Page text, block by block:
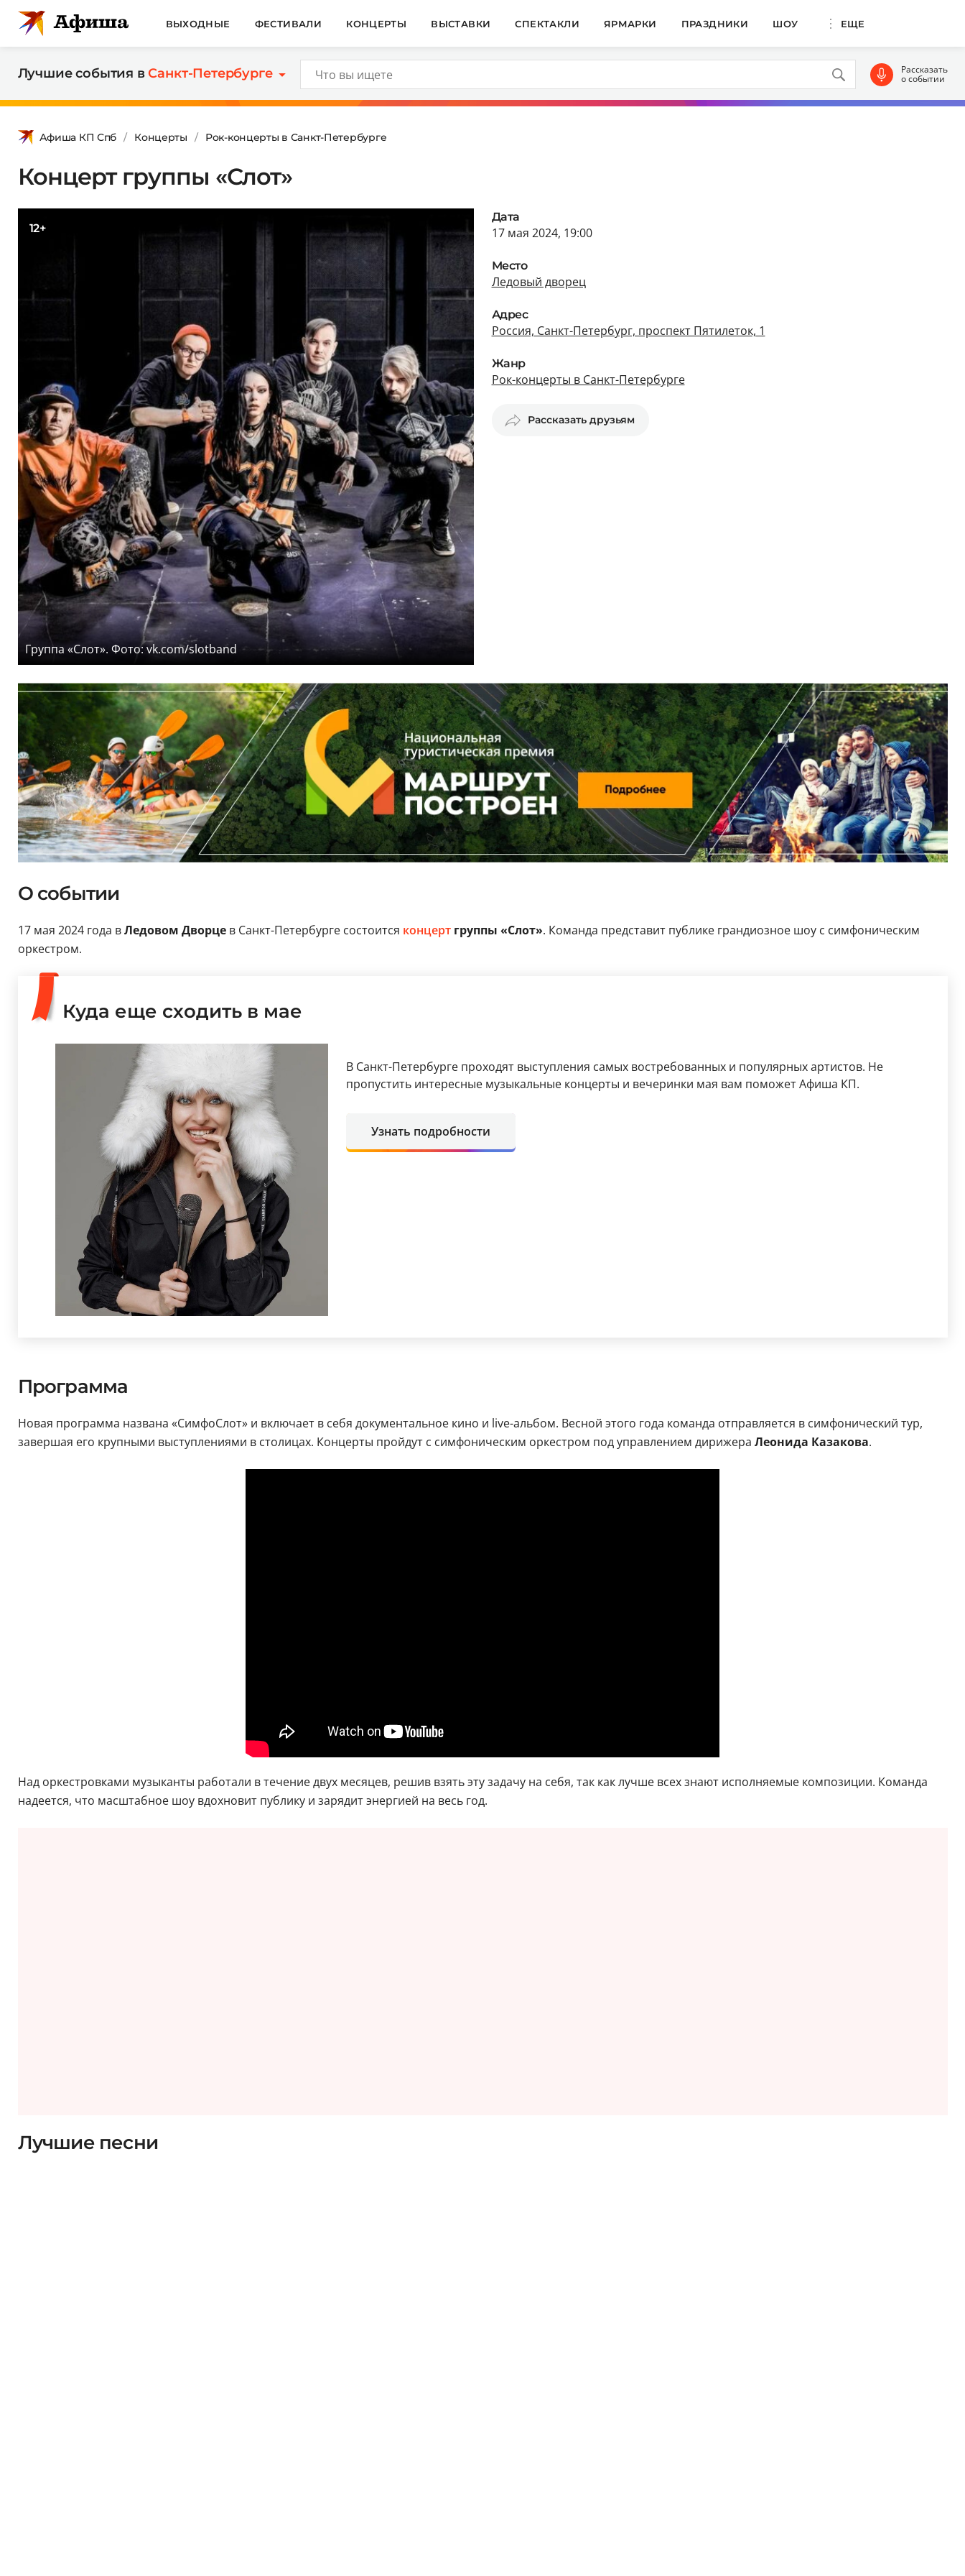
ВЫХОДНЫЕ ФЕСТИВАЛИ КОНЦЕРТЫ ВЫСТАВКИ СПЕКТАКЛИ ЯРМАРКИ ПРАЗДНИКИ ШОУ ЕЩЕ
Лучшие события вСанкт-Петербурге Рассказать
о событии
Афиша КП Спб Концерты Рок-концерты в Санкт-Петербурге
Концерт группы «Слот»
12+
Группа «Слот». Фото: vk.com/slotband
Дата
17 мая 2024, 19:00
Место
Ледовый дворец
Адрес
Россия, Санкт-Петербург, проспект Пятилеток, 1
Жанр
Рок-концерты в Санкт-Петербурге
Рассказать друзьям
О событии
17 мая 2024 года вЛедовом Дворцев Санкт-Петербурге состоится концертгруппы «Слот». Команда представит публике грандиозное шоу с симфоническим
оркестром.
Куда еще сходить в мае
В Санкт-Петербурге проходят выступления самых востребованных и популярных артистов. Не
пропустить интересные музыкальные концерты и вечеринки мая вам поможет Афиша КП.
Узнать подробности
Программа
Новая программа названа «СимфоСлот» и включает в себя документальное кино и live-альбом. Весной этого года команда отправляется в симфонический тур,
завершая его крупными выступлениями в столицах. Концерты пройдут с симфоническим оркестром под управлением дирижера Леонида Казакова.
Над оркестровками музыканты работали в течение двух месяцев, решив взять эту задачу на себя, так как лучше всех знают исполняемые композиции. Команда
надеется, что масштабное шоу вдохновит публику и зарядит энергией на весь год.
Лучшие песни